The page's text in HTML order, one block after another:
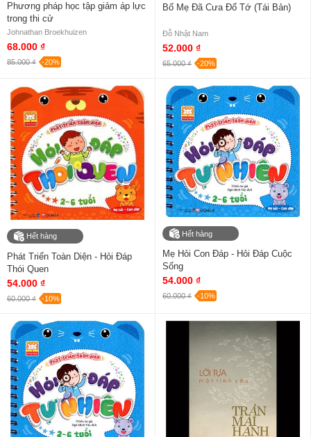
Phương pháp học tập giảm áp lực
trong thi cử
Johnathan Broekhuizen
68.000 ₫
85.000 ₫ -20%
Bố Mẹ Đã Cưa Đổ Tớ (Tái Bản)
Đỗ Nhật Nam
52.000 ₫
65.000 ₫ -20%
Hết hàng
Phát Triển Toàn Diện - Hỏi Đáp
Thói Quen
54.000 ₫
60.000 ₫ -10%
Hết hàng
Mẹ Hỏi Con Đáp - Hỏi Đáp Cuộc
Sống
54.000 ₫
60.000 ₫ -10%